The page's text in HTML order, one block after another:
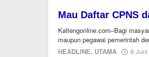
Mau Daftar CPNS
Kaltengonline.com­–Bagi
maupun pegawai pemerintah
HEADLINE, UTAMA 8 Juni